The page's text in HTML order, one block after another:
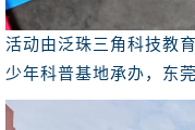
活动由泛珠三角科技教
少年科普基地承办，东